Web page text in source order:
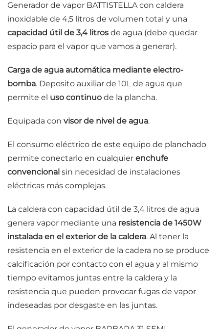
Generador de vapor BATTISTELLA con caldera
inoxidable de 4,5 litros de volumen total y una
capacidad útil de 3,4 litros de agua (debe quedar
espacio para el vapor que vamos a generar).
Carga de agua automática mediante electro-
bomba. Deposito auxiliar de 10L de agua que
permite el uso continuo de la plancha.
Equipada con visor de nivel de agua.
El consumo eléctrico de este equipo de planchado
permite conectarlo en cualquier enchufe
convencional sin necesidad de instalaciones
eléctricas más complejas.
La caldera con capacidad útil de 3,4 litros de agua
genera vapor mediante una resistencia de 1450W
instalada en el exterior de la caldera. Al tener la
resistencia en el exterior de la cadera no se produce
calcificación por contacto con el agua y al mismo
tiempo evitamos juntas entre la caldera y la
resistencia que pueden provocar fugas de vapor
indeseadas por desgaste en las juntas.